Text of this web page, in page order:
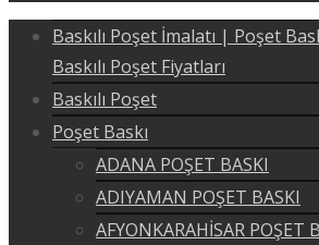
Baskılı Poşet İmalatı | Poşet
Baskılı Poşet Fiyatları
Baskılı Poşet
Poşet Baskı
ADANA POŞET BASKI
ADIYAMAN POŞET BASKI
AFYONKARAHİSAR POŞET